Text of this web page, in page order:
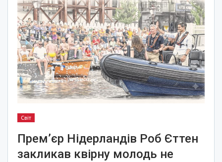
Світ
Прем’єр Нідерландів Роб Єттен
закликав квірну молодь не